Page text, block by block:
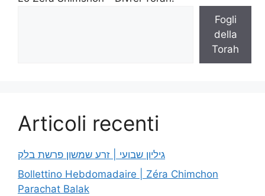
Fogli
della
Torah
Articoli recenti
גיליון שבועי | זרע שמשון פרשת בלק
Bollettino Hebdomadaire | Zéra Chimchon
Parachat Balak